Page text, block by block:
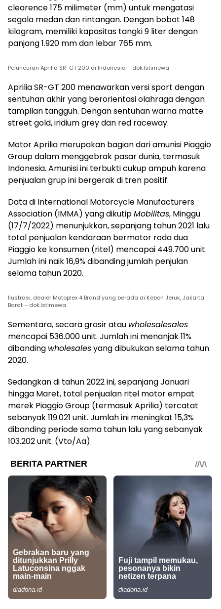
clearence 175 milimeter (mm) untuk mengatasi
segala medan dan rintangan. Dengan bobot 148
kilogram, memiliki kapasitas tangki 9 liter dengan
panjang 1.920 mm dan lebar 765 mm.
Peluncuran Aprilia SR-GT 200 di Indonesia – dok.Istimewa
Aprilia SR-GT 200 menawarkan versi sport dengan
sentuhan akhir yang berorientasi olahraga dengan
tampilan tangguh. Dengan sentuhan warna matte
street gold, iridium grey dan red raceway.
Motor Aprilia merupakan bagian dari amunisi Piaggio
Group dalam menggebrak pasar dunia, termasuk
Indonesia. Amunisi ini terbukti cukup ampuh karena
penjualan grup ini bergerak di tren positif.
Data di International Motorcycle Manufacturers
Association (IMMA) yang dikutipMobilitas, Minggu
(17/7/2022) menunjukkan, sepanjang tahun 2021 lalu
total penjualan kendaraan bermotor roda dua
Piaggio ke konsumen (ritel) mencapai 449.700 unit.
Jumlah ini naik 16,9% dibanding jumlah penjulan
selama tahun 2020.
Ilustrasi, dealer Motoplex 4 Brand yang berada di Kebon Jeruk, Jakarta
Barat – dok.Istimewa
Sementara, secara grosir atau wholesalesales
mencapai 536.000 unit. Jumlah ini menanjak 11%
dibanding wholesalesyang dibukukan selama tahun
2020.
Sedangkan di tahun 2022 ini, sepanjang Januari
hingga Maret, total penjualan ritel motor empat
merek Piaggio Group (termasuk Aprilia) tercatat
sebanyak 119.021 unit. Jumlah ini meningkat 15,3%
dibanding periode sama tahun lalu yang sebanyak
103.202 unit. (Vto/Aa)